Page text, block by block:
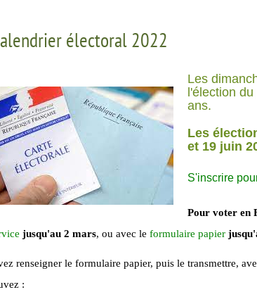
électoral 2022
Les
l'élection
ans.
Les
et 19 juin
S'inscrire
Pour voter en
jusqu'au 2 mars, ou avec le formulaire papier
renseigner le formulaire papier, puis le transmettre,
: